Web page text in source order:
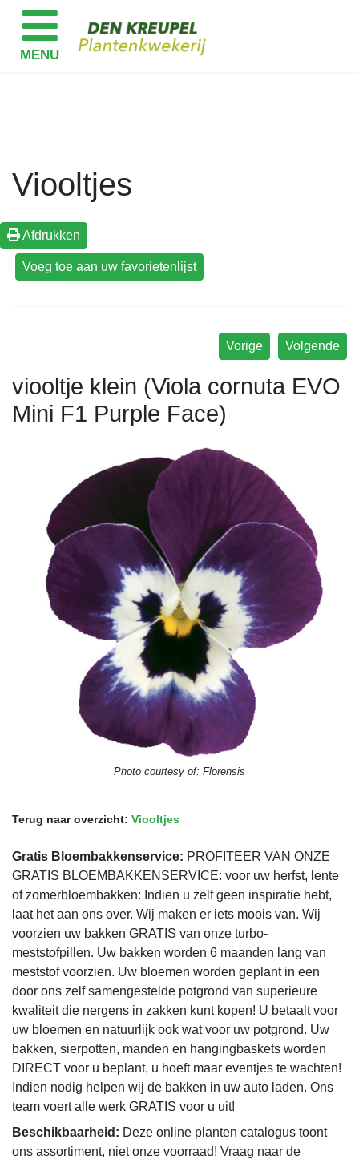
Viooltjes
Afdrukken
Volgende
Vorige
viooltje klein (Viola cornuta EVO
Mini F1 Purple Face)
Photo courtesy of: Florensis
Terug naar overzicht: Viooltjes
Gratis Bloembakkenservice: PROFITEER VAN ONZE
GRATIS BLOEMBAKKENSERVICE: voor uw herfst, lente
of zomerbloembakken: Indien u zelf geen inspiratie hebt,
laat het aan ons over. Wij maken er iets moois van. Wij
voorzien uw bakken GRATIS van onze turbo-
meststofpillen. Uw bakken worden 6 maanden lang van
meststof voorzien. Uw bloemen worden geplant in een
door ons zelf samengestelde potgrond van superieure
kwaliteit die nergens in zakken kunt kopen! U betaalt voor
uw bloemen en natuurlijk ook wat voor uw potgrond. Uw
bakken, sierpotten, manden en hangingbaskets worden
DIRECT voor u beplant, u hoeft maar eventjes te wachten!
Indien nodig helpen wij de bakken in uw auto laden. Ons
team voert alle werk GRATIS voor u uit!
Beschikbaarheid: Deze online planten catalogus toont
ons assortiment, niet onze voorraad! Vraag naar de